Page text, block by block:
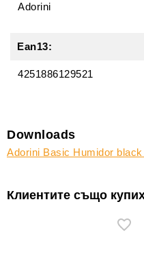
Adorini
Ean13:
4251886129521
Downloads
Adorini Basic Humidor
Клиентите също